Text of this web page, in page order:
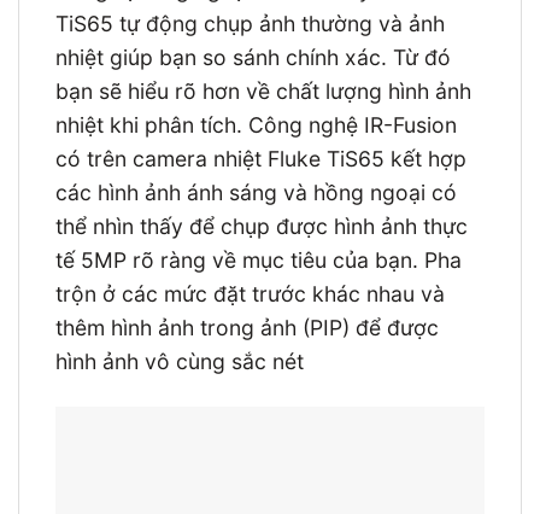
TiS65 tự động chụp ảnh thường và ảnh
nhiệt giúp bạn so sánh chính xác. Từ đó
bạn sẽ hiểu rõ hơn về chất lượng hình ảnh
nhiệt khi phân tích. Công nghệ IR-Fusion
có trên camera nhiệt Fluke TiS65 kết hợp
các hình ảnh ánh sáng và hồng ngoại có
thể nhìn thấy để chụp được hình ảnh thực
tế 5MP rõ ràng về mục tiêu của bạn. Pha
trộn ở các mức đặt trước khác nhau và
thêm hình ảnh trong ảnh (PIP) để được
hình ảnh vô cùng sắc nét